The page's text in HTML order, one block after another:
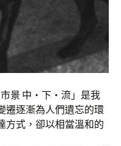
市景 中‧下‧流」是我
遷逐漸為人們遺忘的環
方式，卻以相當溫和的